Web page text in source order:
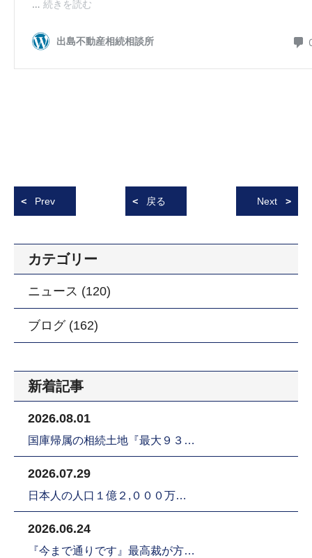
Prev 戻る Next
カテゴリー
ニュース (120)
ブログ (162)
新着記事
2026.08.01
国庫帰属の相続土地『最大９３…
2026.07.29
日本人の人口１億２,０００万…
2026.06.24
『今まで通りです』最高裁が方…